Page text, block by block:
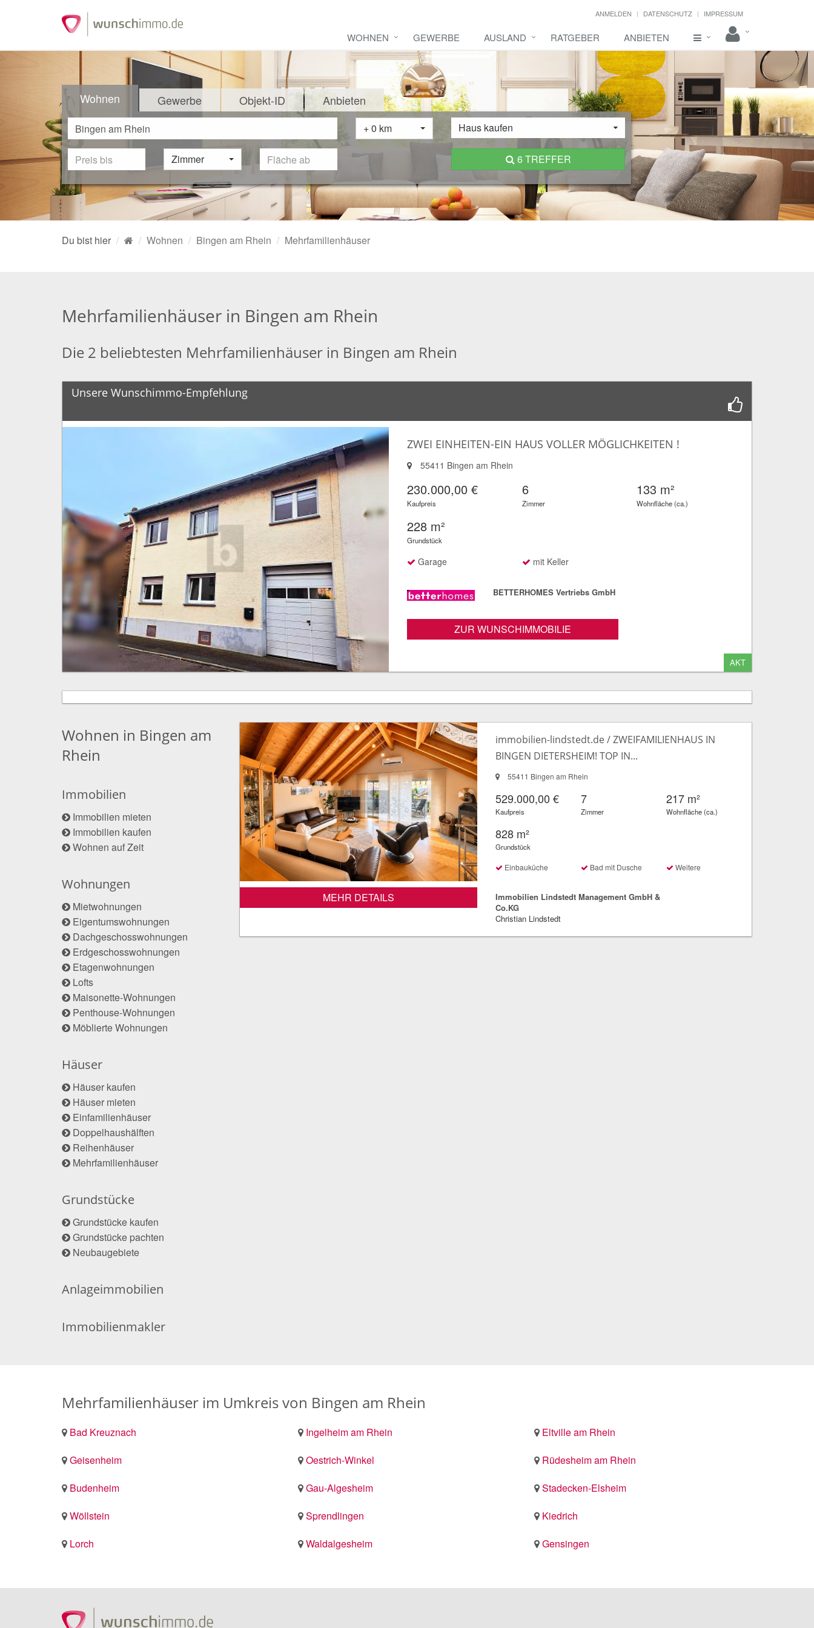
ANMELDEN DATENSCHUTZ IMPRESSUM
WOHNEN GEWERBE AUSLAND RATGEBER ANBIETEN
Wohnen Gewerbe Objekt-ID Anbieten
+ 0 km Haus kaufen
Zimmer 6 TREFFER
Du bist hier Wohnen Bingen am Rhein Mehrfamilienhäuser
Mehrfamilienhäuser in Bingen am Rhein
Die 2 beliebtesten Mehrfamilienhäuser in Bingen am Rhein
Unsere Wunschimmo-Empfehlung
ZWEI EINHEITEN-EIN HAUS VOLLER MÖGLICHKEITEN !
55411 Bingen am Rhein
230.000,00 €
Kaufpreis
6
Zimmer
133 m²
Wohnfläche (ca.)
228 m²
Grundstück
Garage mit Keller
BETTERHOMES Vertriebs GmbH
ZUR WUNSCHIMMOBILIE
AKT
Wohnen in Bingen am
Rhein
Immobilien
Immobilien mieten
Immobilien kaufen
Wohnen auf Zeit
Wohnungen
Mietwohnungen
Eigentumswohnungen
Dachgeschosswohnungen
Erdgeschosswohnungen
Etagenwohnungen
Lofts
Maisonette-Wohnungen
Penthouse-Wohnungen
Möblierte Wohnungen
Häuser
Häuser kaufen
Häuser mieten
Einfamilienhäuser
Doppelhaushälften
Reihenhäuser
Mehrfamilienhäuser
Grundstücke
Grundstücke kaufen
Grundstücke pachten
Neubaugebiete
Anlageimmobilien
Immobilienmakler
MEHR DETAILS
immobilien-lindstedt.de / ZWEIFAMILIENHAUS IN
BINGEN DIETERSHEIM! TOP IN...
55411 Bingen am Rhein
529.000,00 €
Kaufpreis
7
Zimmer
217 m²
Wohnfläche (ca.)
828 m²
Grundstück
Einbauküche Bad mit Dusche Weitere
Immobilien Lindstedt Management GmbH &
Co.KG
Christian Lindstedt
Mehrfamilienhäuser im Umkreis von Bingen am Rhein
Bad Kreuznach Ingelheim am Rhein
Eltville am Rhein
Geisenheim
Oestrich-Winkel
Rüdesheim am Rhein
Budenheim
Gau-Algesheim
Stadecken-Elsheim
Wöllstein
Sprendlingen
Kiedrich
Lorch
Waldalgesheim Gensingen